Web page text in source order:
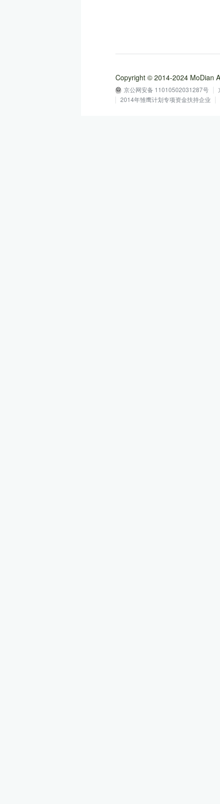
Copyright © 2014-2024 MoDian
京公网安备 11010502031287号
2014年雏鹰计划专项资金扶持企业